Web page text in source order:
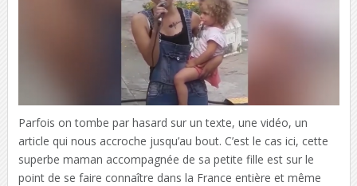
Parfois on tombe par hasard sur un texte, une vidéo, un
article qui nous accroche jusqu’au bout. C’est le cas ici, cette
superbe maman accompagnée de sa petite fille est sur le
point de se faire connaître dans la France entière et même